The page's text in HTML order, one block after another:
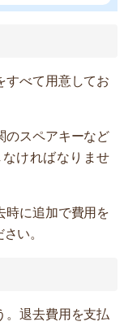
すべて用意してお
のスペアキーなど
ければなりませ
時に追加で費用を
い。
。退去費用を支払